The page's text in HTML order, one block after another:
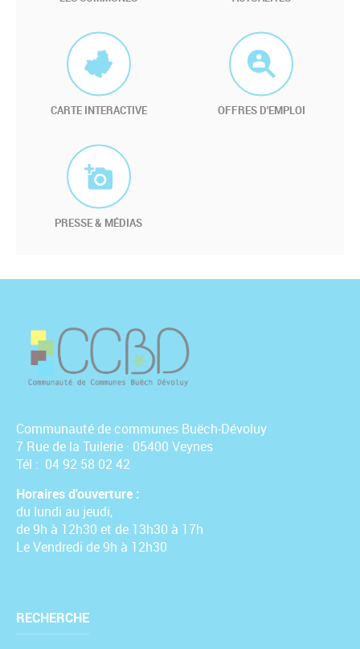
CARTE INTERACTIVE OFFRES D'EMPLOI
PRESSE & MÉDIAS
Communauté de communes Buëch-Dévoluy
7 Rue de la Tuilerie · 05400 Veynes
Tél : 04 92 58 02 42
Horaires d'ouverture :
du lundi au jeudi,
de 9h à 12h30 et de 13h30 à 17h
Le Vendredi de 9h à 12h30
RECHERCHE